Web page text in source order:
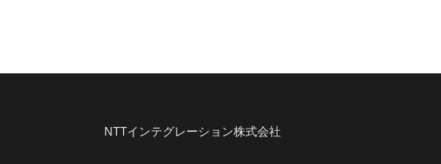
NTTインテグレーション株式会社